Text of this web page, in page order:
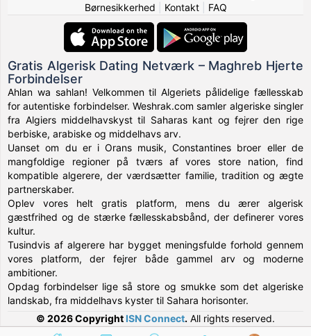
Børnesikkerhed
Kontakt| FAQ
Gratis Algerisk Dating Netværk – Maghreb Hjerte
Forbindelser
Ahlan wa sahlan! Velkommen til Algeriets pålidelige fællesskab
for autentiske forbindelser. Weshrak.com samler algeriske singler
fra Algiers middelhavskyst til Saharas kant og fejrer den rige
berbiske, arabiske og middelhavs arv.
Uanset om du er i Orans musik, Constantines broer eller de
mangfoldige regioner på tværs af vores store nation, find
kompatible algerere, der værdsætter familie, tradition og ægte
partnerskaber.
Oplev vores helt gratis platform, mens du ærer algerisk
gæstfrihed og de stærke fællesskabsbånd, der definerer vores
kultur.
Tusindvis af algerere har bygget meningsfulde forhold gennem
vores platform, der fejrer både gammel arv og moderne
ambitioner.
Opdag forbindelser lige så store og smukke som det algeriske
landskab, fra middelhavs kyster til Sahara horisonter.
© 2026 Copyright ISN Connect. All rights reserved.